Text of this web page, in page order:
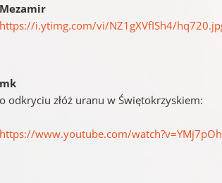
Mezamir
https://i.ytimg.com/vi/NZ1gXVfISh4/
mk
o odkryciu złóż uranu w Świętokrzyskiem:
https://www.youtube.com/